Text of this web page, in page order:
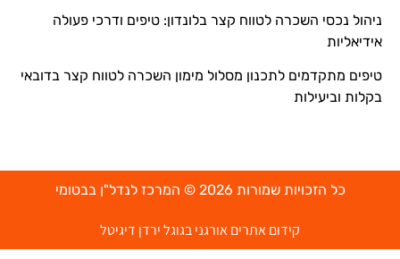
ניהול נכסי השכרה לטווח קצר בלונדון: טיפים ודרכי פעולה
אידיאליות
טיפים מתקדמים לתכנון מסלול מימון השכרה לטווח קצר בדובאי
בקלות וביעילות
כל הזכויות שמורות 2026 © המרכז לנדל"ן בבטומי
קידום אתרים אורגני בגוגל ירדן דיגיטל